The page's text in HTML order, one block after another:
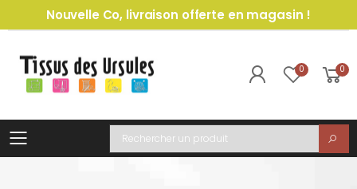
Nouvelle Co, livraison offerte en magasin !
0 0
Toggle mobile menu
Recherche